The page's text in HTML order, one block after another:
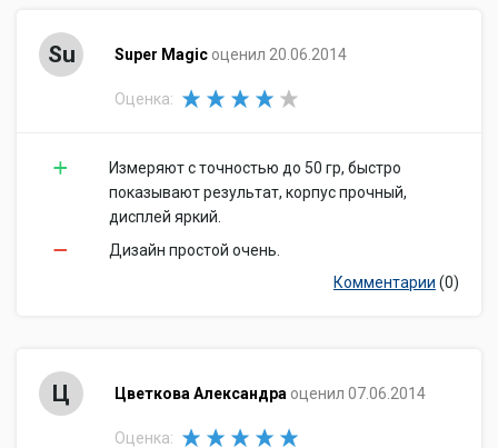
Su Super Magic оценил 20.06.2014
Оценка:
Измеряют с точностью до 50 гр, быстро
показывают результат, корпус прочный,
дисплей яркий.
Дизайн простой очень.
Комментарии (0)
Ц Цветкова Александра оценил 07.06.2014
Оценка: